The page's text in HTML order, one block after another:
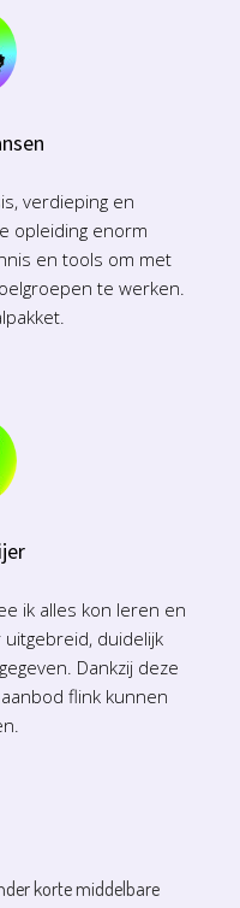
verdieping en
opleiding enorm
en tools om met
te werken.
ik alles kon leren en
duidelijk
Dankzij deze
flink kunnen
korte middelbare